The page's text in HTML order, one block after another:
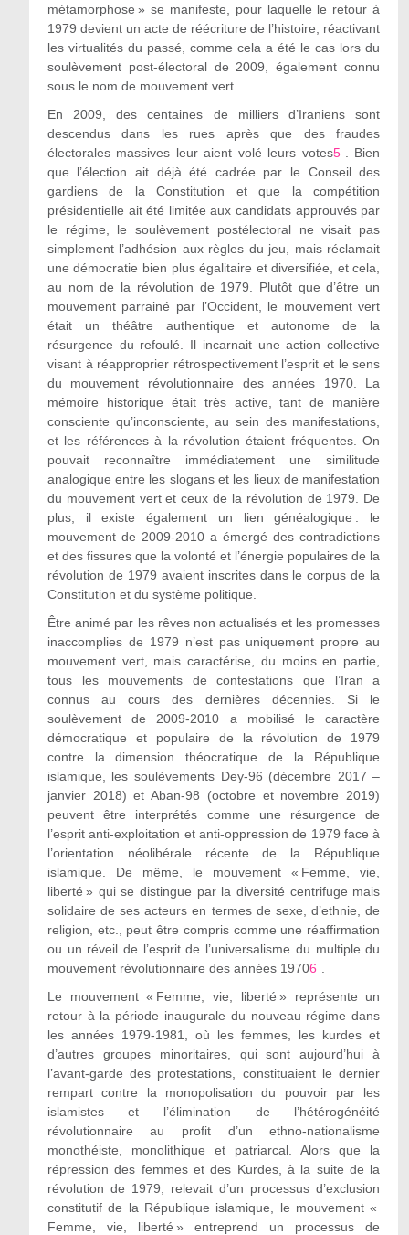
métamorphose » se manifeste, pour laquelle le retour à
1979 devient un acte de réécriture de l’histoire, réactivant
les virtualités du passé, comme cela a été le cas lors du
soulèvement post-électoral de 2009, également connu
sous le nom de mouvement vert.
En 2009, des centaines de milliers d’Iraniens sont
descendus dans les rues après que des fraudes
électorales massives leur aient volé leurs votes5
. Bien
que l’élection ait déjà été cadrée par le Conseil des
gardiens de la Constitution et que la compétition
présidentielle ait été limitée aux candidats approuvés par
le régime, le soulèvement postélectoral ne visait pas
simplement l’adhésion aux règles du jeu, mais réclamait
une démocratie bien plus égalitaire et diversifiée, et cela,
au nom de la révolution de 1979. Plutôt que d’être un
mouvement parrainé par l’Occident, le mouvement vert
était un théâtre authentique et autonome de la
résurgence du refoulé. Il incarnait une action collective
visant à réapproprier rétrospectivement l’esprit et le sens
du mouvement révolutionnaire des années 1970. La
mémoire historique était très active, tant de manière
consciente qu’inconsciente, au sein des manifestations,
et les références à la révolution étaient fréquentes. On
pouvait reconnaître immédiatement une similitude
analogique entre les slogans et les lieux de manifestation
du mouvement vert et ceux de la révolution de 1979. De
plus, il existe également un lien généalogique : le
mouvement de 2009-2010 a émergé des contradictions
et des fissures que la volonté et l’énergie populaires de la
révolution de 1979 avaient inscrites dans le corpus de la
Constitution et du système politique.
Être animé par les rêves non actualisés et les promesses
inaccomplies de 1979 n’est pas uniquement propre au
mouvement vert, mais caractérise, du moins en partie,
tous les mouvements de contestations que l’Iran a
connus au cours des dernières décennies. Si le
soulèvement de 2009-2010 a mobilisé le caractère
démocratique et populaire de la révolution de 1979
contre la dimension théocratique de la République
islamique, les soulèvements Dey-96 (décembre 2017 –
janvier 2018) et Aban-98 (octobre et novembre 2019)
peuvent être interprétés comme une résurgence de
l’esprit anti-exploitation et anti-oppression de 1979 face à
l’orientation néolibérale récente de la République
islamique. De même, le mouvement « Femme, vie,
liberté » qui se distingue par la diversité centrifuge mais
solidaire de ses acteurs en termes de sexe, d’ethnie, de
religion, etc., peut être compris comme une réaffirmation
ou un réveil de l’esprit de l’universalisme du multiple du
mouvement révolutionnaire des années 19706
Le mouvement « Femme, vie, liberté » représente un
retour à la période inaugurale du nouveau régime dans
les années 1979-1981, où les femmes, les kurdes et
d’autres groupes minoritaires, qui sont aujourd’hui à
l’avant-garde des protestations, constituaient le dernier
rempart contre la monopolisation du pouvoir par les
islamistes et l’élimination de l’hétérogénéité
révolutionnaire au profit d’un ethno-nationalisme
monothéiste, monolithique et patriarcal. Alors que la
répression des femmes et des Kurdes, à la suite de la
révolution de 1979, relevait d’un processus d’exclusion
constitutif de la République islamique, le mouvement «
Femme, vie, liberté » entreprend un processus de